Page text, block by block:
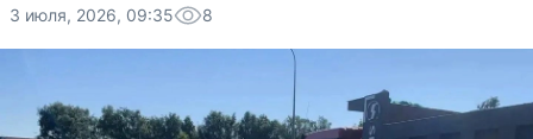
3 июля, 2026, 09:35 8